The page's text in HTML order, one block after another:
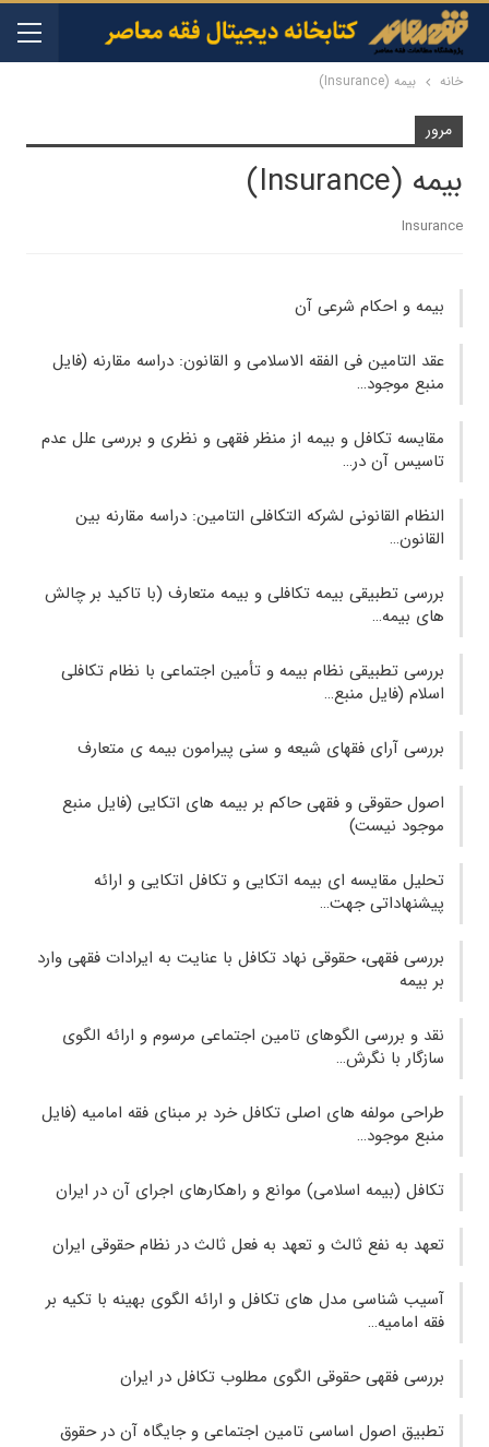
خانه بیمه (Insurance)
مرور
بیمه (Insurance)
Insurance
بیمه و احکام شرعی آن
عقد التامين فی الفقه الاسلامی و القانون: دراسه مقارنه (فایل
منبع موجود…
مقایسه تکافل و بیمه از منظر فقهی و نظری و بررسی علل عدم
تاسیس آن در…
النظام القانونی لشركه التكافلی التامين: دراسه مقارنه بين
القانون…
بررسی تطبیقی بیمه تکافلی و بیمه متعارف (با تاکید بر چالش
های بیمه…
بررسی تطبیقی نظام بیمه و تأمین اجتماعی با نظام تکافلی
اسلام (فایل منبع…
بررسی آرای فقهای شیعه و سنی پیرامون بیمه‌ ی متعارف
اصول حقوقی و فقهی حاکم بر بیمه‌ های اتکایی (فایل منبع
موجود نیست)
تحلیل مقایسه‌ ای بیمه اتکایی و تکافل اتکایی و ارائه
پیشنهاداتی جهت…
بررسی فقهی، حقوقی نهاد تکافل با عنایت به ایرادات فقهی وارد
بر بیمه
نقد و بررسی الگوهای تامین اجتماعی مرسوم و ارائه الگوی
سازگار با نگرش…
طراحی مولفه های اصلی تکافل خرد بر مبنای فقه امامیه (فایل
منبع موجود…
تکافل (بیمه اسلامی) موانع و راهکارهای اجرای آن در ایران
تعهد به نفع ثالث و تعهد به فعل ثالث در نظام حقوقی ایران
آسیب‌ شناسی مدل‌‌ های تکافل و ارائه الگوی بهینه با تکیه بر
فقه امامیه…
بررسی فقهی حقوقی الگوی مطلوب تکافل در ایران
تطبیق اصول اساسی تامین اجتماعی و جایگاه آن در حقوق